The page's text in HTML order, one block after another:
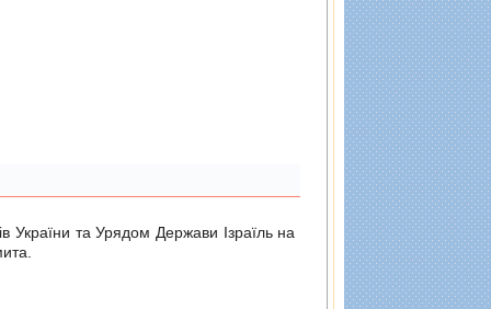
України та Урядом Держави Ізраїль на